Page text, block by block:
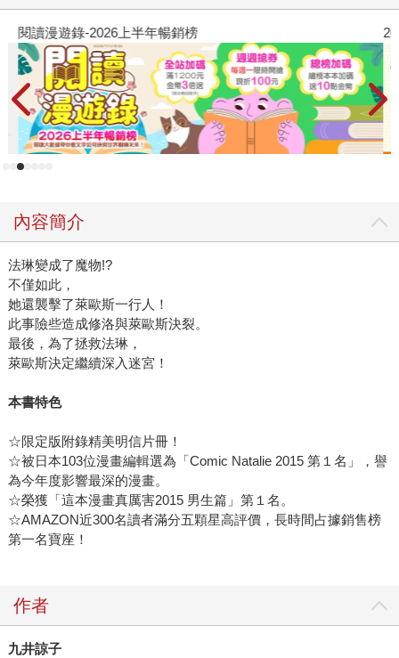
閱讀漫遊錄-2026上半年暢銷榜
內容簡介
法琳變成了魔物!?
不僅如此，
她還襲擊了萊歐斯一行人！
此事險些造成修洛與萊歐斯決裂。
最後，為了拯救法琳，
萊歐斯決定繼續深入迷宮！
本書特色
☆限定版附錄精美明信片冊！
☆被日本103位漫畫編輯選為「Comic Natalie 2015 第１名」，譽
為今年度影響最深的漫畫。
☆榮獲「這本漫畫真厲害2015 男生篇」第１名。
☆AMAZON近300名讀者滿分五顆星高評價，長時間占據銷售榜
第一名寶座！
作者
九井諒子